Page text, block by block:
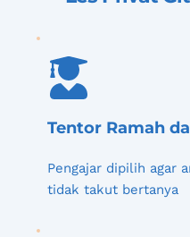
Tentor Ramah
Pengajar dipilih agar
tidak takut bertanya